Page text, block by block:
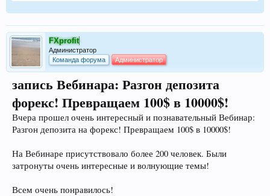
FXprofit
Администратор
Команда форума
Администратор
запись Вебинара: Разгон депозита
форекс! Превращаем 100$ в 10000$!
Вчера прошел очень интересный и познавательный Вебинар:
Разгон депозита на форекс! Превращаем 100$ в 10000$!
На Вебинаре присутствовало более 200 человек. Были
затронуты очень интересные и волнующие темы!
Всем очень понравилось!